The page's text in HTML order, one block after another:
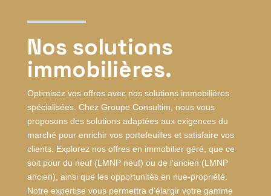
Nos solutions
immobilières.
Optimisez vos offres avec nos solutions immobilières
spécialisées. Chez Groupe Consultim, nous vous
proposons des solutions adaptées aux exigences du
marché pour enrichir vos portefeuilles et satisfaire vos
clients. Explorez nos offres en immobilier géré, que ce
soit pour du neuf (LMNP neuf) ou de l'ancien (LMNP
ancien), ainsi que les opportunités en nue-propriété.
Notre expertise vous permettra d'élargir votre gamme